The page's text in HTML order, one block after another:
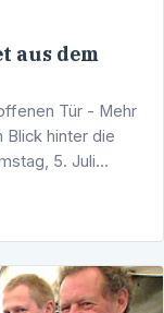
aus dem
Tür - Mehr
Blick hinter die
5. Juli